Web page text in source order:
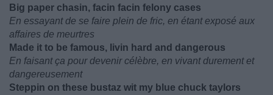
Big paper chasin, facin facin felony cases
En essayant de se faire plein de fric, en étant exposé aux
affaires de meurtres
Made it to be famous, livin hard and dangerous
En faisant ça pour devenir célèbre, en vivant durement et
dangereusement
Steppin on these bustaz wit my blue chuck taylors